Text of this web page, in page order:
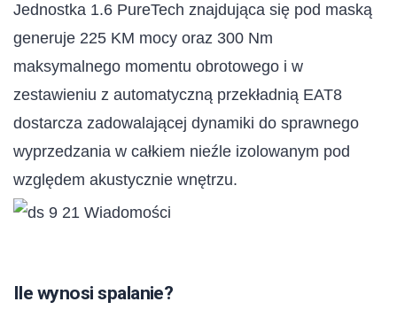
Jednostka 1.6 PureTech znajdująca się pod maską
generuje 225 KM mocy oraz 300 Nm
maksymalnego momentu obrotowego i w
zestawieniu z automatyczną przekładnią EAT8
dostarcza zadowalającej dynamiki do sprawnego
wyprzedzania w całkiem nieźle izolowanym pod
względem akustycznie wnętrzu.
Ile wynosi spalanie?